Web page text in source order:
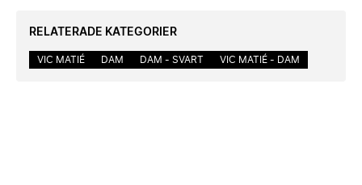
RELATERADE KATEGORIER
VIC MATIÉ DAM DAM - SVART VIC MATIÉ - DAM